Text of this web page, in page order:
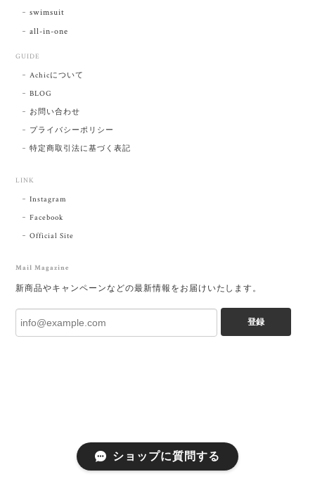
swimsuit
all-in-one
GUIDE
Achicについて
BLOG
お問い合わせ
プライバシーポリシー
特定商取引法に基づく表記
LINK
Instagram
Facebook
Official Site
Mail Magazine
新商品やキャンペーンなどの最新情報をお届けいたします。
登録
ショップに質問する